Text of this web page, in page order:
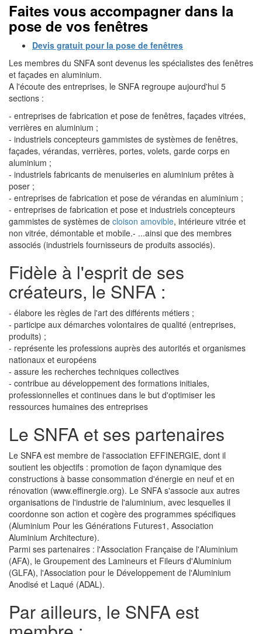
Faites vous accompagner dans la
pose de vos fenêtres
Devis gratuit pour la pose de fenêtres
Les membres du SNFA sont devenus les spécialistes des fenêtres
et façades en aluminium.
A l'écoute des entreprises, le SNFA regroupe aujourd'hui 5
sections :
- entreprises de fabrication et pose de fenêtres, façades vitrées,
verrières en aluminium ;
- industriels concepteurs gammistes de systèmes de fenêtres,
façades, vérandas, verrières, portes, volets, garde corps en
aluminium ;
- industriels fabricants de menuiseries en aluminium prêtes à
poser ;
- entreprises de fabrication et pose de vérandas en aluminium ;
- entreprises de fabrication et pose et industriels concepteurs
gammistes de systèmes de cloison amovible, intérieure vitrée et
non vitrée, démontable et mobile.- ...ainsi que des membres
associés (industriels fournisseurs de produits associés).
Fidèle à l'esprit de ses
créateurs, le SNFA :
- élabore les règles de l'art des différents métiers ;
- participe aux démarches volontaires de qualité (entreprises,
produits) ;
- représente les professions auprès des autorités et organismes
nationaux et européens
- assure les recherches techniques collectives
- contribue au développement des formations initiales,
professionnelles et continues dans le but d'optimiser les
ressources humaines des entreprises
Le SNFA et ses partenaires
Le SNFA est membre de l'association EFFINERGIE, dont il
soutient les objectifs : promotion de façon dynamique des
constructions à basse consommation d'énergie en neuf et en
rénovation (www.effinergie.org). Le SNFA s'associe aux autres
organisations de l'industrie de l'aluminium, avec lesquelles il
coordonne son action et cogère des programmes spécifiques
(Aluminium Pour les Générations Futures1, Association
Aluminium Architecture).
Parmi ses partenaires : l'Association Française de l'Aluminium
(AFA), le Groupement des Lamineurs et Fileurs d'Aluminium
(GLFA), l'Association pour le Développement de l'Aluminium
Anodisé et Laqué (ADAL).
Par ailleurs, le SNFA est